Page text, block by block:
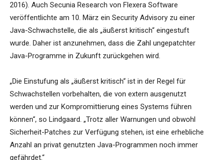
2016). Auch Secunia Research von Flexera Software
veröffentlichte am 10. März ein Security Advisory zu einer
Java-Schwachstelle, die als „äußerst kritisch“ eingestuft
wurde. Daher ist anzunehmen, dass die Zahl ungepatchter
Java-Programme in Zukunft zurückgehen wird.
„Die Einstufung als „äußerst kritisch“ ist in der Regel für
Schwachstellen vorbehalten, die von extern ausgenutzt
werden und zur Kompromittierung eines Systems führen
können“, so Lindgaard. „Trotz aller Warnungen und obwohl
Sicherheit-Patches zur Verfügung stehen, ist eine erhebliche
Anzahl an privat genutzten Java-Programmen noch immer
gefährdet.“